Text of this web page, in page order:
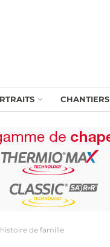
CHANTIERS
de famille